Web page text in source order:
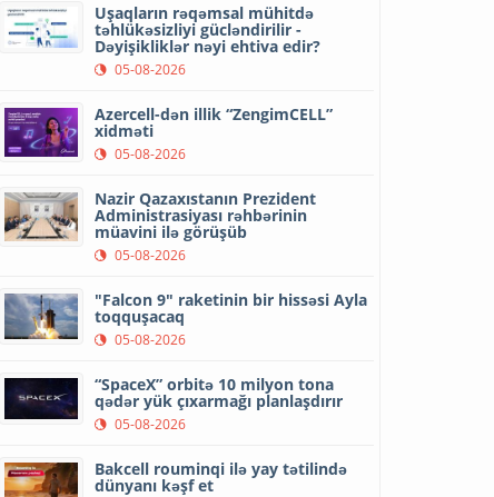
Uşaqların rəqəmsal mühitdə
təhlükəsizliyi gücləndirilir -
Dəyişikliklər nəyi ehtiva edir?
05-08-2026
Azercell-dən illik “ZengimCELL”
xidməti
05-08-2026
Nazir Qazaxıstanın Prezident
Administrasiyası rəhbərinin
müavini ilə görüşüb
05-08-2026
"Falcon 9" raketinin bir hissəsi Ayla
toqquşacaq
05-08-2026
“SpaceX” orbitə 10 milyon tona
qədər yük çıxarmağı planlaşdırır
05-08-2026
Bakcell rouminqi ilə yay tətilində
dünyanı kəşf et